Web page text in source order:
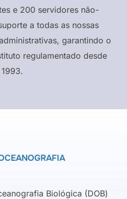
e 200 servidores não-
a todas as nossas
garantindo o
regulamentado desde
1993.
Biológica (DOB)